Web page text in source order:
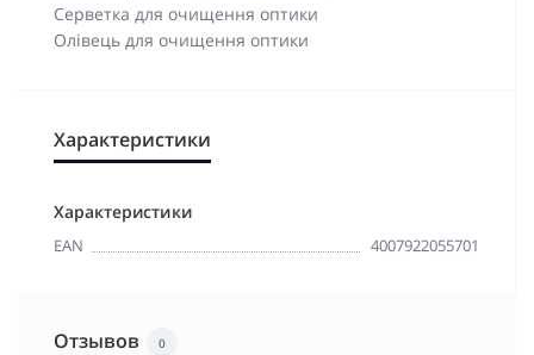
Серветка для очищення оптики
Олівець для очищення оптики
Характеристики
Характеристики
EAN 4007922055701
Отзывов 0